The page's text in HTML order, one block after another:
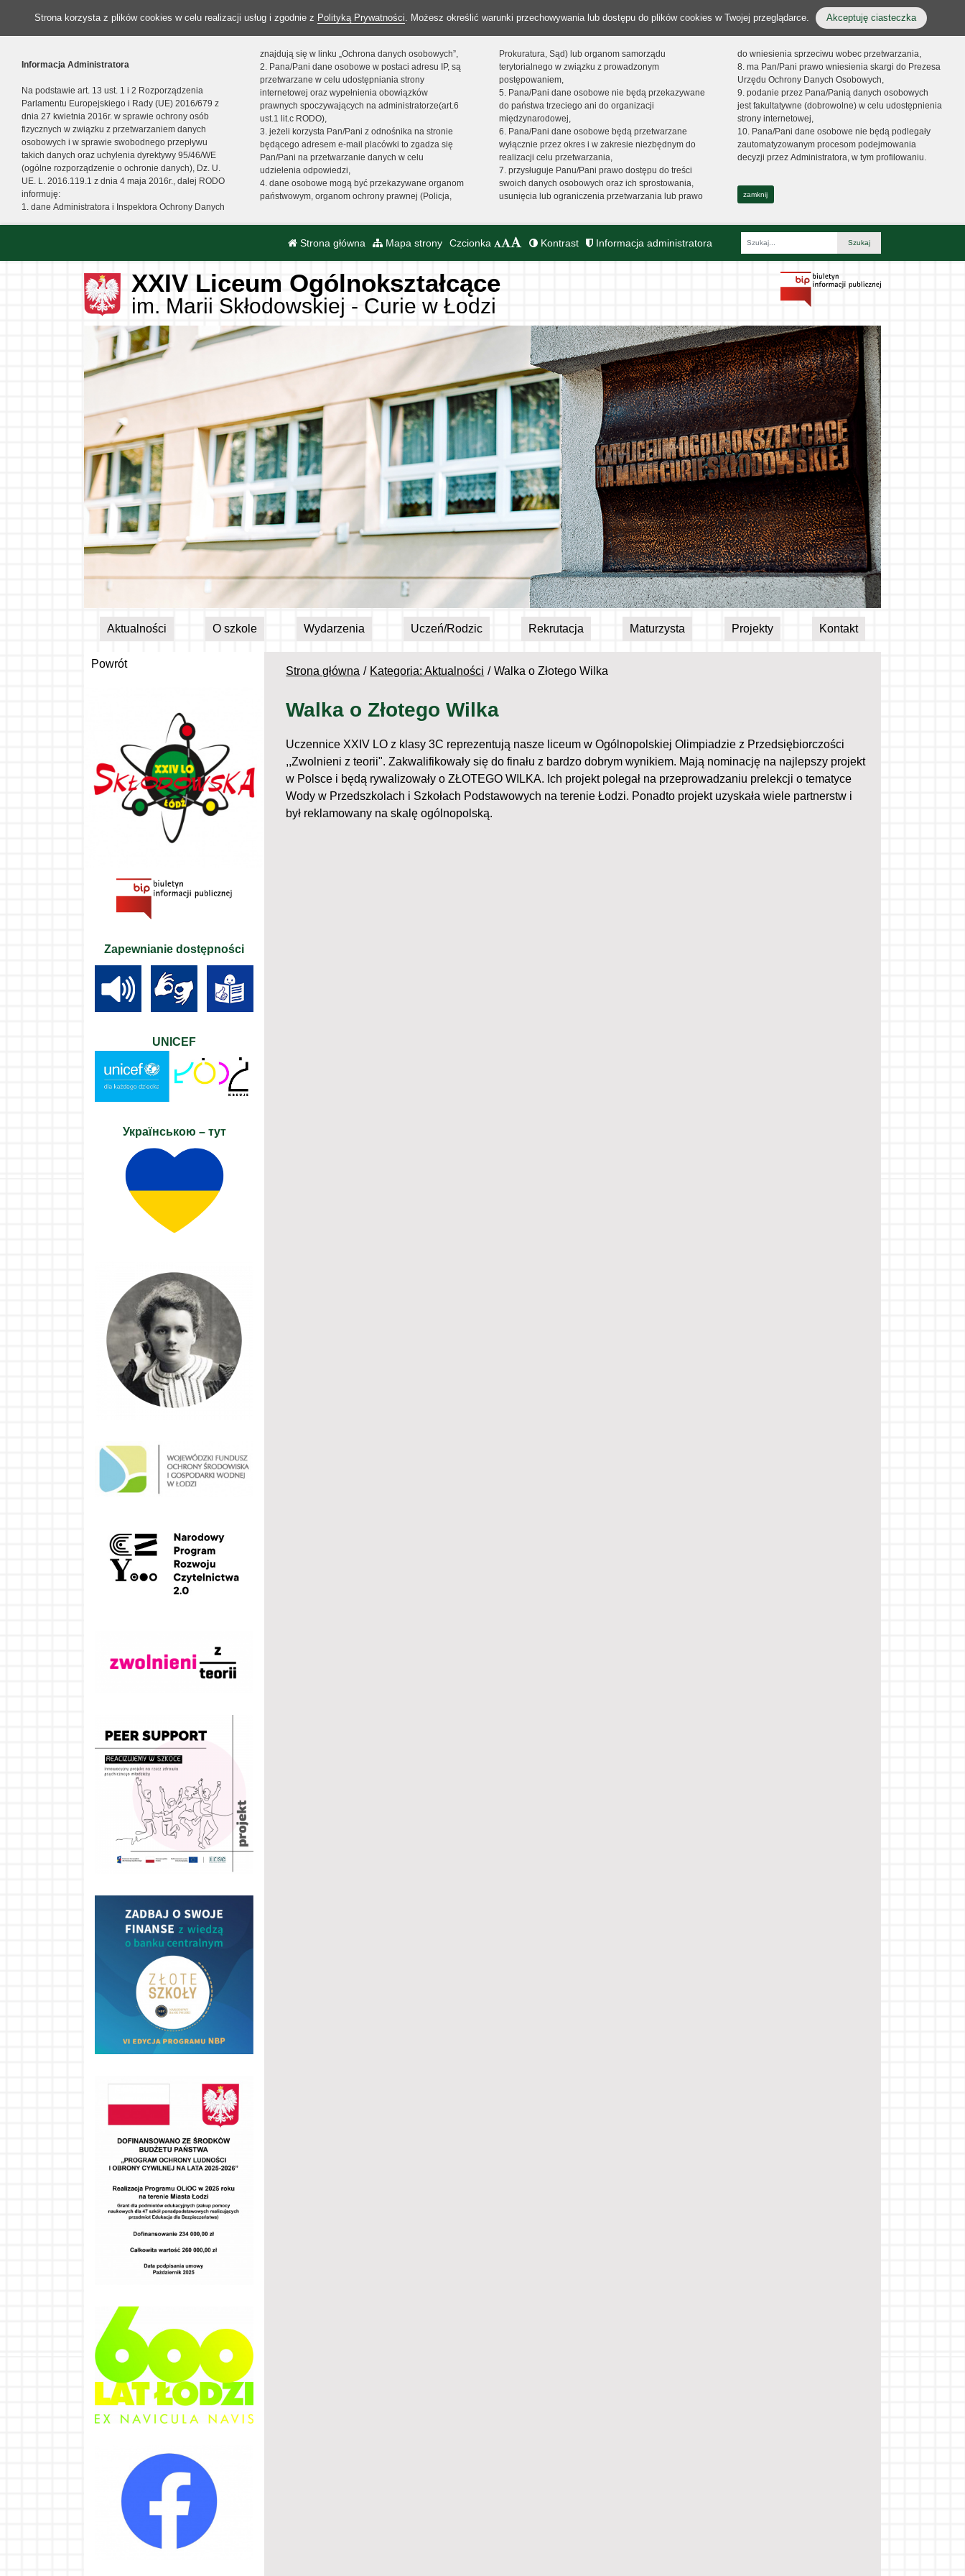
Strona korzysta z plików cookies w celu realizacji usług i zgodnie z Polityką Prywatności. Możesz określić warunki przechowywania lub dostępu do plików cookies w Twojej przeglądarce. Akceptuję ciasteczka
Informacja Administratora
Na podstawie art. 13 ust. 1 i 2 Rozporządzenia
Parlamentu Europejskiego i Rady (UE) 2016/679 z
dnia 27 kwietnia 2016r. w sprawie ochrony osób
fizycznych w związku z przetwarzaniem danych
osobowych i w sprawie swobodnego przepływu
takich danych oraz uchylenia dyrektywy 95/46/WE
(ogólne rozporządzenie o ochronie danych), Dz. U.
UE. L. 2016.119.1 z dnia 4 maja 2016r., dalej RODO
informuję:
1. dane Administratora i Inspektora Ochrony Danych
znajdują się w linku „Ochrona danych osobowych”,
2. Pana/Pani dane osobowe w postaci adresu IP, są
przetwarzane w celu udostępniania strony
internetowej oraz wypełnienia obowiązków
prawnych spoczywających na administratorze(art.6
ust.1 lit.c RODO),
3. jeżeli korzysta Pan/Pani z odnośnika na stronie
będącego adresem e-mail placówki to zgadza się
Pan/Pani na przetwarzanie danych w celu
udzielenia odpowiedzi,
4. dane osobowe mogą być przekazywane organom
państwowym, organom ochrony prawnej (Policja,
Prokuratura, Sąd) lub organom samorządu
terytorialnego w związku z prowadzonym
postępowaniem,
5. Pana/Pani dane osobowe nie będą przekazywane
do państwa trzeciego ani do organizacji
międzynarodowej,
6. Pana/Pani dane osobowe będą przetwarzane
wyłącznie przez okres i w zakresie niezbędnym do
realizacji celu przetwarzania,
7. przysługuje Panu/Pani prawo dostępu do treści
swoich danych osobowych oraz ich sprostowania,
usunięcia lub ograniczenia przetwarzania lub prawo
do wniesienia sprzeciwu wobec przetwarzania,
8. ma Pan/Pani prawo wniesienia skargi do Prezesa
Urzędu Ochrony Danych Osobowych,
9. podanie przez Pana/Panią danych osobowych
jest fakultatywne (dobrowolne) w celu udostępnienia
strony internetowej,
10. Pana/Pani dane osobowe nie będą podlegały
zautomatyzowanym procesom podejmowania
decyzji przez Administratora, w tym profilowaniu.
zamknij
Strona główna Mapa strony Czcionka Kontrast Informacja administratora
Fraza
XXIV Liceum Ogólnokształcące
im. Marii Skłodowskiej - Curie w Łodzi
Aktualności O szkole Wydarzenia Uczeń/Rodzic Rekrutacja Maturzysta Projekty Kontakt
Strona główna Kategoria: Aktualności Walka o Złotego Wilka
Walka o Złotego Wilka
Uczennice XXIV LO z klasy 3C reprezentują nasze liceum w Ogólnopolskiej Olimpiadzie z Przedsiębiorczości
,,Zwolnieni z teorii". Zakwalifikowały się do finału z bardzo dobrym wynikiem. Mają nominację na najlepszy projekt
w Polsce i będą rywalizowały o ZŁOTEGO WILKA. Ich projekt polegał na przeprowadzaniu prelekcji o tematyce
Wody w Przedszkolach i Szkołach Podstawowych na terenie Łodzi. Ponadto projekt uzyskała wiele partnerstw i
był reklamowany na skalę ogólnopolską.
Powrót
Zapewnianie dostępności
UNICEF
Українською – тут